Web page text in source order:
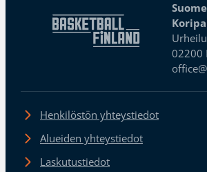
02200
Henkilöstön yhteystiedot
Alueiden yhteystiedot
Laskutustiedot